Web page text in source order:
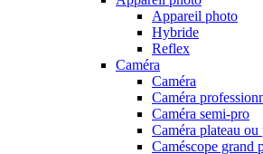
Appareil photo
Hybride
Reflex
Caméra
Caméra
Caméra
Caméra semi-pro
Caméra plateau
Caméscope grand